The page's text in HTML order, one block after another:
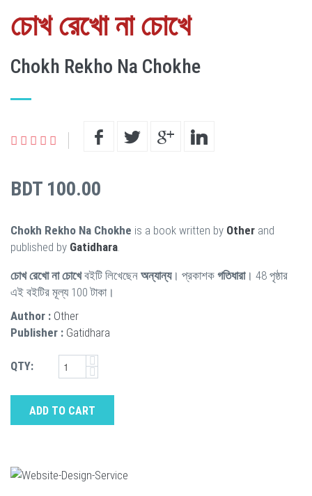
চোখ রেখো না চোখে
Chokh Rekho Na Chokhe
BDT 100.00
Chokh Rekho Na Chokhe is a book written by Other and
published by Gatidhara
চোখ রেখো না চোখেবইটি লিখেছেন অন্যান্য। প্রকাশক গতিধারা। 48 পৃষ্ঠার
এই বইটির মূল্য 100 টাকা।
Author : Other
Publisher : Gatidhara
QTY:
ADD TO CART